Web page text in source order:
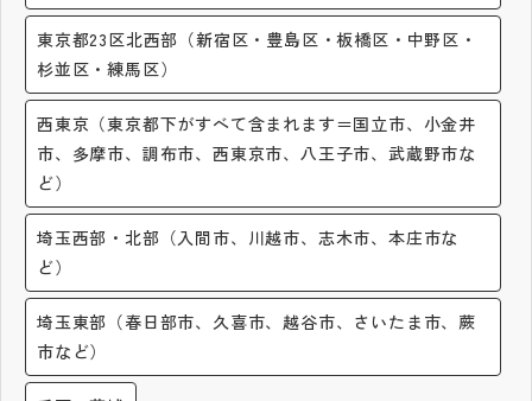
その他
お問い合わせ
個人情報保護方針
サイトマップ
運営会社
東京都23区北西部（新宿区・豊島区・板橋区・中野区・
杉並区・練馬区）
西東京（東京都下がすべて含まれます＝国立市、小金井
市、多摩市、調布市、西東京市、八王子市、武蔵野市な
ど）
埼玉西部・北部（入間市、川越市、志木市、本庄市な
ど）
埼玉東部（春日部市、久喜市、越谷市、さいたま市、蕨
市など）